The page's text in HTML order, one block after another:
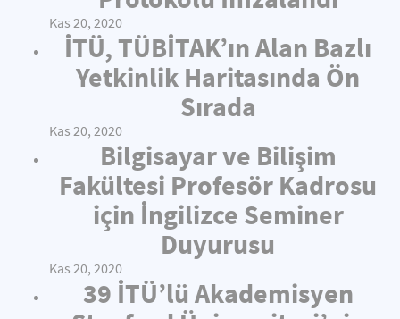
Kas 20, 2020
İTÜ, TÜBİTAK’ın Alan Bazlı
Yetkinlik Haritasında Ön
Sırada
Kas 20, 2020
Bilgisayar ve Bilişim
Fakültesi Profesör Kadrosu
için İngilizce Seminer
Duyurusu
Kas 20, 2020
39 İTÜ’lü Akademisyen